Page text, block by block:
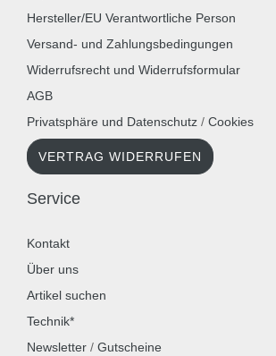
Hersteller/EU Verantwortliche Person
Versand- und Zahlungsbedingungen
Widerrufsrecht und Widerrufsformular
AGB
Privatsphäre und Datenschutz / Cookies
VERTRAG WIDERRUFEN
Service
Kontakt
Über uns
Artikel suchen
Technik*
Newsletter / Gutscheine